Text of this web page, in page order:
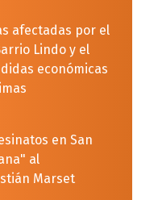
afectadas por el
Lindo y el
económicas
en San
al
Marset